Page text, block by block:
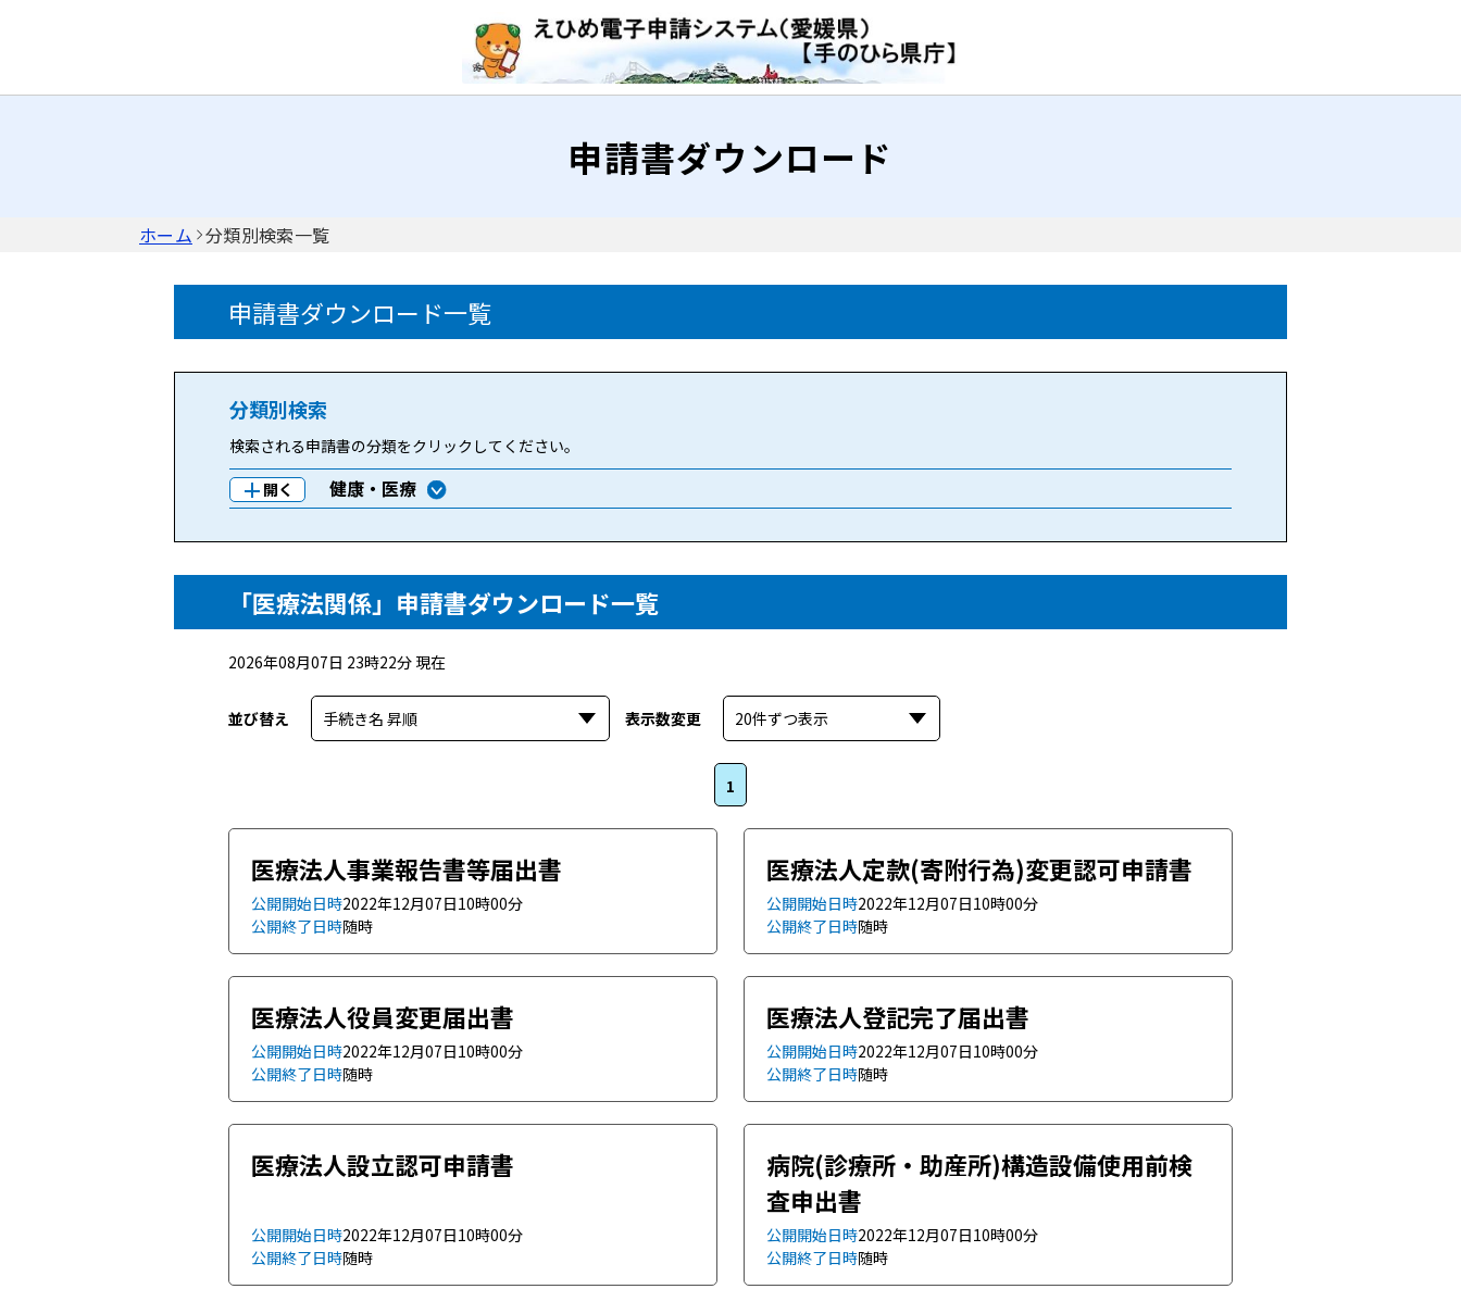
申請書ダウンロード
ホーム 分類別検索一覧
申請書ダウンロード一覧
分類別検索
検索される申請書の分類をクリックしてください。
開く
健康・医療
「医療法関係」申請書ダウンロード一覧
2026年08月07日 23時22分 現在
並び替え 選択すると自動で並び替えます 表示数変更 選択すると自動で表示数を変更します
1
医療法人事業報告書等届出書
公開開始日時2022年12月07日10時00分
公開終了日時随時
医療法人定款(寄附行為)変更認可申請書
公開開始日時2022年12月07日10時00分
公開終了日時随時
医療法人役員変更届出書
公開開始日時2022年12月07日10時00分
公開終了日時随時
医療法人登記完了届出書
公開開始日時2022年12月07日10時00分
公開終了日時随時
医療法人設立認可申請書
公開開始日時2022年12月07日10時00分
公開終了日時随時
病院(診療所・助産所)構造設備使用前検
査申出書
公開開始日時2022年12月07日10時00分
公開終了日時随時